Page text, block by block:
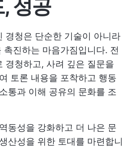
성공
경청은 단순한 기술이 아니라
촉진하는 마음가짐입니다. 전
경청하고, 사려 깊은 질문을
토론 내용을 포착하고 행동
통과 이해 공유의 문화를 조
동성을 강화하고 더 나은 문
산성을 위한 토대를 마련합니